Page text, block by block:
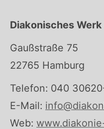
Diakonisches
Gaußstraße 75
22765 Hamburg
Telefon: 040
E-Mail:
Web: